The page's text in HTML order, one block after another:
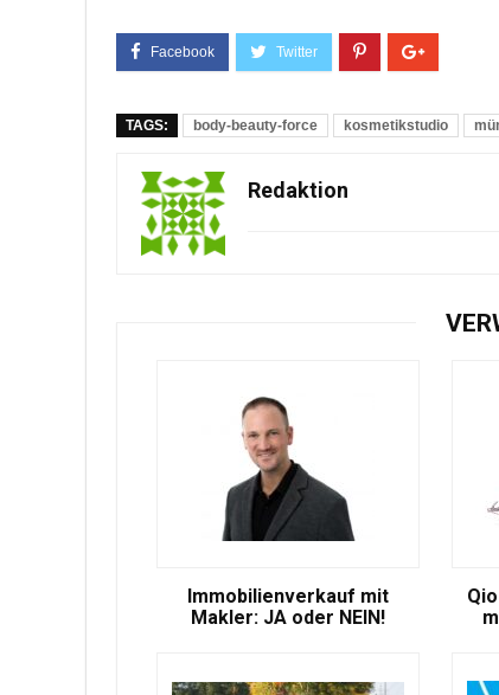
TAGS: body-beauty-force kosmetikstudio
Redaktion
Immobilienverkauf mit
Makler: JA oder NEIN!